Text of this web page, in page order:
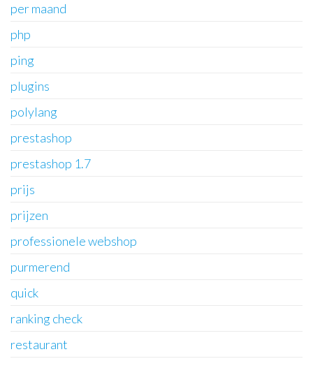
per maand
php
ping
plugins
polylang
prestashop
prestashop 1.7
prijs
prijzen
professionele webshop
purmerend
quick
ranking check
restaurant